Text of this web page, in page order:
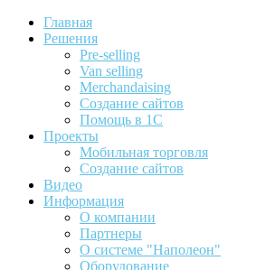
Главная
Решения
Pre-selling
Van selling
Merchandaising
Создание сайтов
Помощь в 1С
Проекты
Мобильная торговля
Создание сайтов
Видео
Информация
О компании
Партнеры
О системе "Наполеон"
Оборудование